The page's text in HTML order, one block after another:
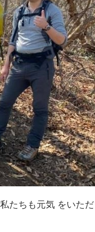
たちも元気 をいた